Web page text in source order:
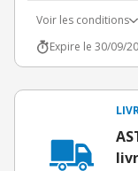
Voir les conditions
Expire le 30/09/